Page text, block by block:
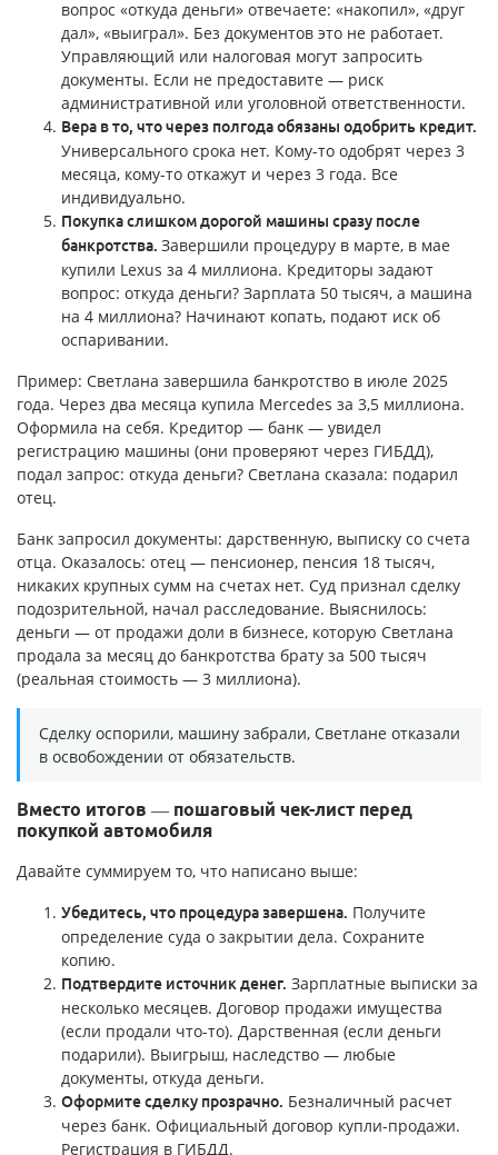
вопрос «откуда деньги» отвечаете: «накопил», «друг
дал», «выиграл». Без документов это не работает.
Управляющий или налоговая могут запросить
документы. Если не предоставите — риск
административной или уголовной ответственности.
Вера в то, что через полгода обязаны одобрить кредит.
Универсального срока нет. Кому-то одобрят через 3
месяца, кому-то откажут и через 3 года. Все
индивидуально.
Покупка слишком дорогой машины сразу после
банкротства. Завершили процедуру в марте, в мае
купили Lexus за 4 миллиона. Кредиторы задают
вопрос: откуда деньги? Зарплата 50 тысяч, а машина
на 4 миллиона? Начинают копать, подают иск об
оспаривании.
Пример: Светлана завершила банкротство в июле 2025
года. Через два месяца купила Mercedes за 3,5 миллиона.
Оформила на себя. Кредитор — банк — увидел
регистрацию машины (они проверяют через ГИБДД),
подал запрос: откуда деньги? Светлана сказала: подарил
отец.
Банк запросил документы: дарственную, выписку со счета
отца. Оказалось: отец — пенсионер, пенсия 18 тысяч,
никаких крупных сумм на счетах нет. Суд признал сделку
подозрительной, начал расследование. Выяснилось:
деньги — от продажи доли в бизнесе, которую Светлана
продала за месяц до банкротства брату за 500 тысяч
(реальная стоимость — 3 миллиона).
Сделку оспорили, машину забрали, Светлане отказали
в освобождении от обязательств.
Вместо итогов — пошаговый чек-лист перед
покупкой автомобиля
Давайте суммируем то, что написано выше:
Убедитесь, что процедура завершена. Получите
определение суда о закрытии дела. Сохраните
копию.
Подтвердите источник денег. Зарплатные выписки за
несколько месяцев. Договор продажи имущества
(если продали что-то). Дарственная (если деньги
подарили). Выигрыш, наследство — любые
документы, откуда деньги.
Оформите сделку прозрачно. Безналичный расчет
через банк. Официальный договор купли-продажи.
Регистрация в ГИБДД.